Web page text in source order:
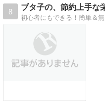
8
ブタ子の、節約上手な